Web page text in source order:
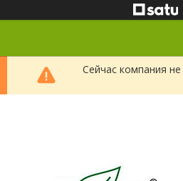
Сейчас компания